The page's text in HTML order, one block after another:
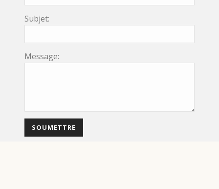
Subjet:
Message: